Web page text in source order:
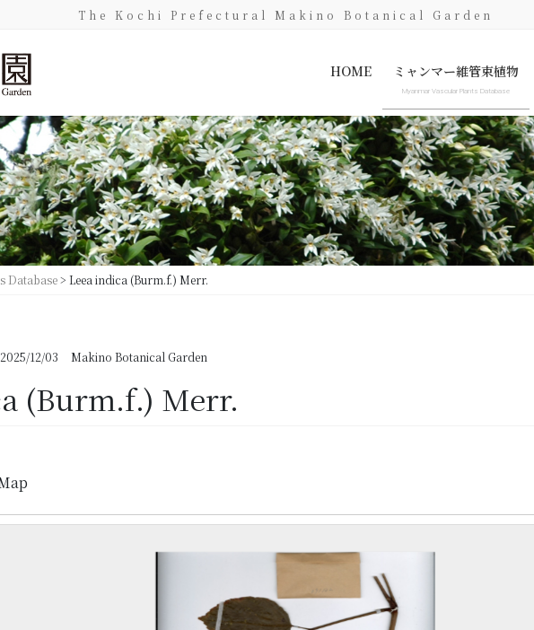
The Kochi Prefectural Makino Botanical Garden
HOME ミャンマー維管束植物
Myanmar Vascular Plants Database
Myanmar Vascular Plants Database
Specimen image only
Database> Leea indica (Burm.f.) Merr.
2025/12/03 Makino Botanical Garden
(Burm.f.) Merr.